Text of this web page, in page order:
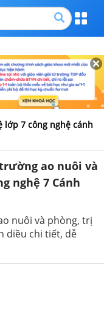
lớp 7 công nghệ cánh
ao nuôi và
nghệ 7 Cánh
nuôi và phòng, trị
diều chi tiết, dễ